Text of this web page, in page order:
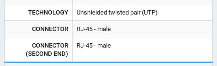
TECHNOLOGY Unshielded twisted pair (UTP)
CONNECTOR RJ-45 - male
CONNECTOR
(SECOND END)
RJ-45 - male